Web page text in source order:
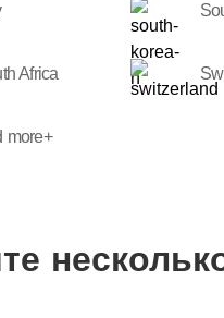
Africa
more+